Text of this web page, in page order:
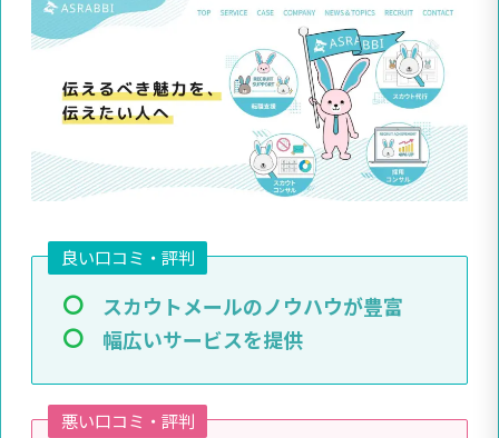
良い口コミ・評判
スカウトメールのノウハウが豊富
幅広いサービスを提供
悪い口コミ・評判